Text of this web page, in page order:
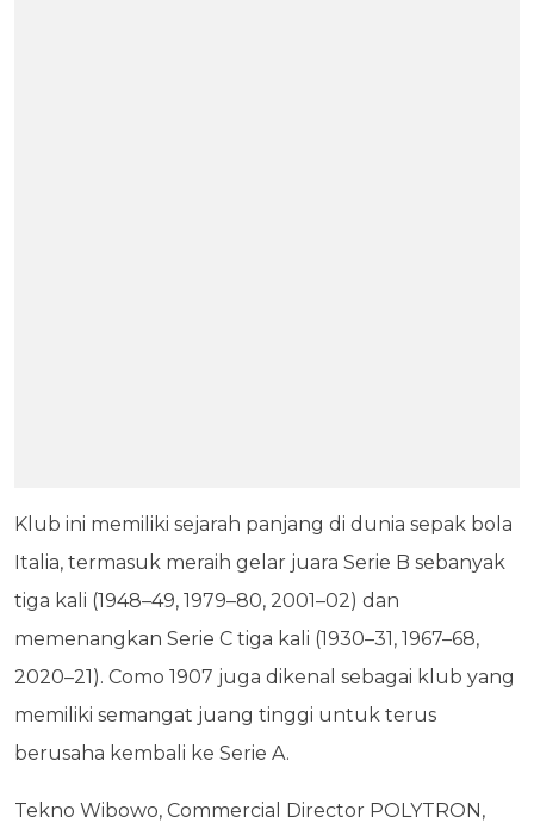
Klub ini memiliki sejarah panjang di dunia sepak bola
Italia, termasuk meraih gelar juara Serie B sebanyak
tiga kali (1948–49, 1979–80, 2001–02) dan
memenangkan Serie C tiga kali (1930–31, 1967–68,
2020–21). Como 1907 juga dikenal sebagai klub yang
memiliki semangat juang tinggi untuk terus
berusaha kembali ke Serie A.
Tekno Wibowo, Commercial Director POLYTRON,